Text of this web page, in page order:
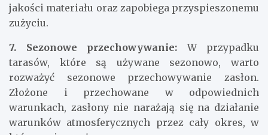
jakości materiału oraz zapobiega przyspieszonemu
zużyciu.
7. Sezonowe przechowywanie: W przypadku
tarasów, które są używane sezonowo, warto
rozważyć sezonowe przechowywanie zasłon.
Złożone i przechowane w odpowiednich
warunkach, zasłony nie narażają się na działanie
warunków atmosferycznych przez cały okres, w